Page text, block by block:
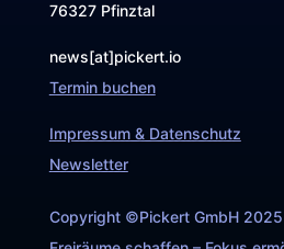
76327 Pfinztal
news[at]pickert.io
Termin buchen
Impressum & Datenschutz
Newsletter
Copyright ©Pickert GmbH 2025